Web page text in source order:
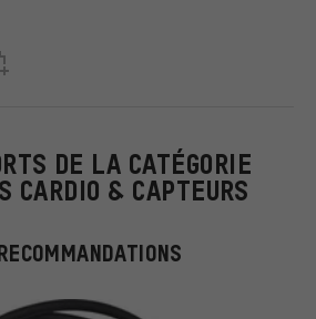
DE LA CATÉGORIE
CARDIO & CAPTEURS